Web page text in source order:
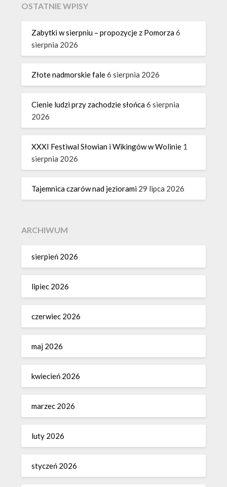
OSTATNIE WPISY
Zabytki w sierpniu – propozycje z Pomorza6
sierpnia 2026
Złote nadmorskie fale6 sierpnia 2026
Cienie ludzi przy zachodzie słońca6 sierpnia
2026
XXXI Festiwal Słowian i Wikingów w Wolinie 1
sierpnia 2026
Tajemnica czarów nad jeziorami 29 lipca 2026
ARCHIWUM
sierpień 2026
lipiec 2026
czerwiec 2026
maj 2026
kwiecień 2026
marzec 2026
luty 2026
styczeń 2026